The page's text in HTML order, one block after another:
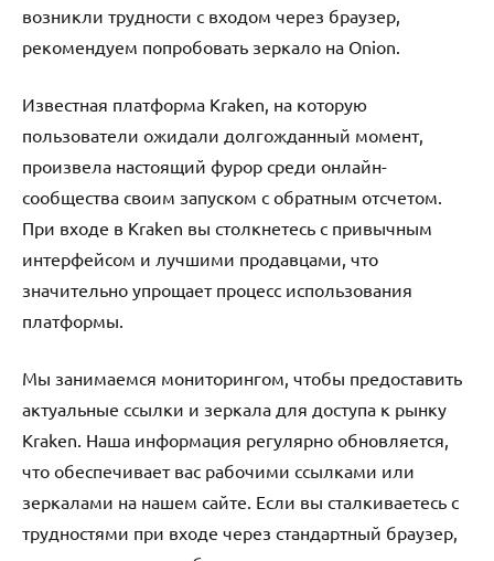
возникли трудности с входом через браузер,
рекомендуем попробовать зеркало на Onion.
Известная платформа Kraken, на которую
пользователи ожидали долгожданный момент,
произвела настоящий фурор среди онлайн-
сообщества своим запуском с обратным отсчетом.
При входе в Kraken вы столкнетесь с привычным
интерфейсом и лучшими продавцами, что
значительно упрощает процесс использования
платформы.
Мы занимаемся мониторингом, чтобы предоставить
актуальные ссылки и зеркала для доступа к рынку
Kraken. Наша информация регулярно обновляется,
что обеспечивает вас рабочими ссылками или
зеркалами на нашем сайте. Если вы сталкиваетесь с
трудностями при входе через стандартный браузер,